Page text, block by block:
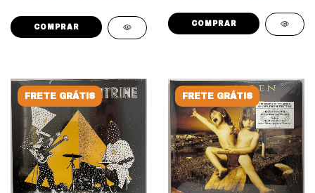
COMPRAR
FRETE GRÁTIS FRETE GRÁTIS